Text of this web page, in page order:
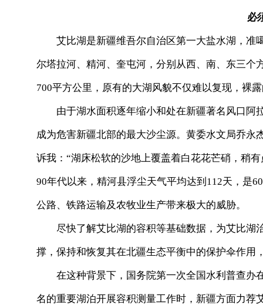
必
艾比湖是新疆维吾尔自治区第一大盐水湖，准
尔塔拉河、精河、奎屯河，分别从西、南、东三
700平方公里，原有的大湖风貌不仅难以复现，裸
由于湖水面积逐年缩小和处在新疆著名风口阿
成为危害新疆北部的最大沙尘源。黄委水文局乔
诉我：“湖床松软的沙地上覆盖着白花花芒硝，稍
90年代以来，精河县浮尘天气平均达到112天，是
公路、铁路运输及农牧业生产带来极大的威胁。
尽快了解艾比湖的容积等基础数据，为艾比湖
撑，保持和恢复其在北疆生态平衡中的保护伞作用
在这种背景下，国务院第一次全国水利普查办
名的重要湖泊开展容积测量工作时，新疆方面力